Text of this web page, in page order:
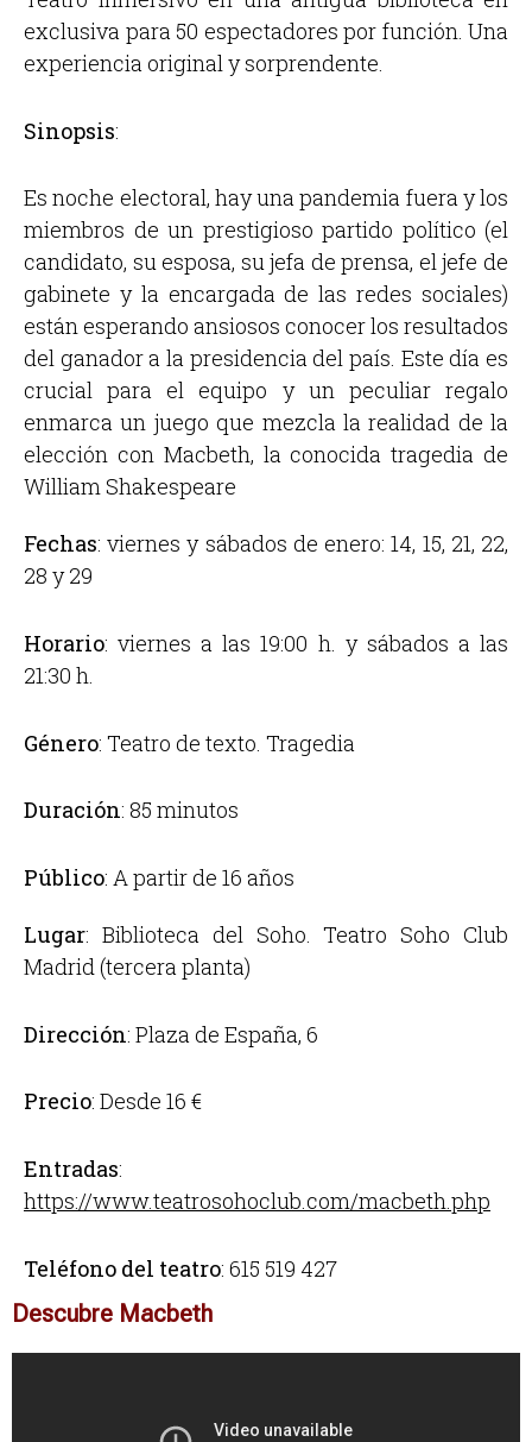
exclusiva para 50 espectadores por función. Una
experiencia original y sorprendente.
Sinopsis:
Es noche electoral, hay una pandemia fuera y los
miembros de un prestigioso partido político (el
candidato, su esposa, su jefa de prensa, el jefe de
gabinete y la encargada de las redes sociales)
están esperando ansiosos conocer los resultados
del ganador a la presidencia del país. Este día es
crucial para el equipo y un peculiar regalo
enmarca un juego que mezcla la realidad de la
elección con Macbeth, la conocida tragedia de
William Shakespeare
Fechas: viernes y sábados de enero: 14, 15, 21, 22,
28 y 29
Horario: viernes a las 19:00 h. y sábados a las
21:30 h.
Género: Teatro de texto. Tragedia
Duración: 85 minutos
Público: A partir de 16 años
Lugar: Biblioteca del Soho. Teatro Soho Club
Madrid (tercera planta)
Dirección: Plaza de España, 6
Precio: Desde 16 €
Entradas:
https://www.teatrosohoclub.com/macbeth.php
Teléfono del teatro: 615 519 427
Descubre Macbeth